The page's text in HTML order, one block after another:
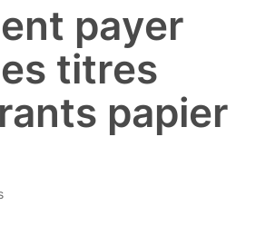
payer
titres
papier